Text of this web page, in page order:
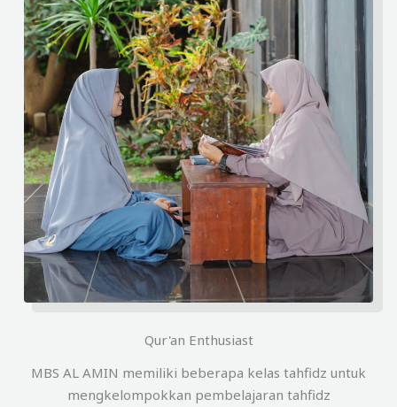
Qur'an Enthusiast
MBS AL AMIN memiliki beberapa kelas tahfidz untuk
mengkelompokkan pembelajaran tahfidz